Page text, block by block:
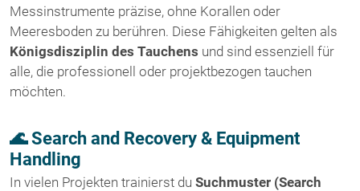
Messinstrumente präzise, ohne Korallen oder
Meeresboden zu berühren. Diese Fähigkeiten gelten als
Königsdisziplin des Tauchens und sind essenziell für
alle, die professionell oder projektbezogen tauchen
möchten.
🌊 Search and Recovery & Equipment
Handling
In vielen Projekten trainierst du Suchmuster (Search